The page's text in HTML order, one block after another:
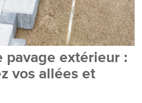
pavage extérieur :
vos allées et